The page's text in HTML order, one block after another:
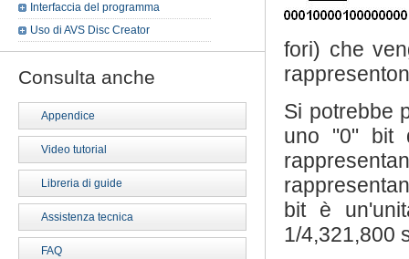
fori) che
Si potrebbe
uno "0" bit
bit è
1/4,321,800
Interfaccia del programma
Uso di AVS Disc Creator
Consulta anche
Appendice
Video tutorial
Libreria di guide
Assistenza tecnica
FAQ